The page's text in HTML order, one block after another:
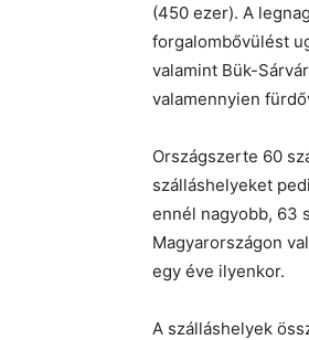
(450 ezer). A
forgalombővülést
valamint Bük-
valamennyien
Országszerte 60
szálláshelyeket
ennél nagyobb, 63
Magyarországon
egy éve ilyenkor.
A szálláshelyek